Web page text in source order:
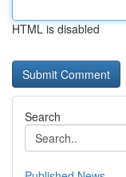
HTML is disabled
Search